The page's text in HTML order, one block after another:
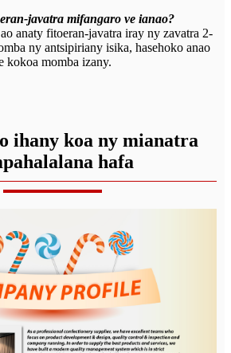
javatra mifangaro ve ianao?
anaty fitoeran-javatra iray ny zavatra 2-
ny antsipiriany isika, hasehoko anao
kokoa momba izany.
ihany koa ny mianatra
hafa